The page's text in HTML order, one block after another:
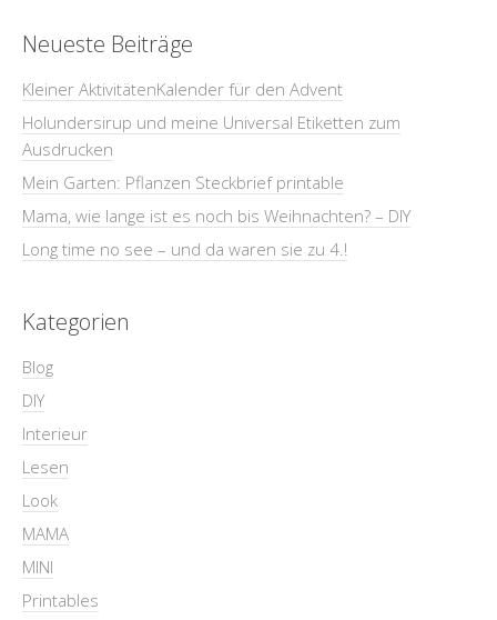
Neueste Beiträge
Kleiner AktivitätenKalender für den Advent
Holundersirup und meine Universal Etiketten zum
Ausdrucken
Mein Garten: Pflanzen Steckbrief printable
Mama, wie lange ist es noch bis Weihnachten? – DIY
Long time no see – und da waren sie zu 4.!
Kategorien
Blog
DIY
Interieur
Lesen
Look
MAMA
MINI
Printables